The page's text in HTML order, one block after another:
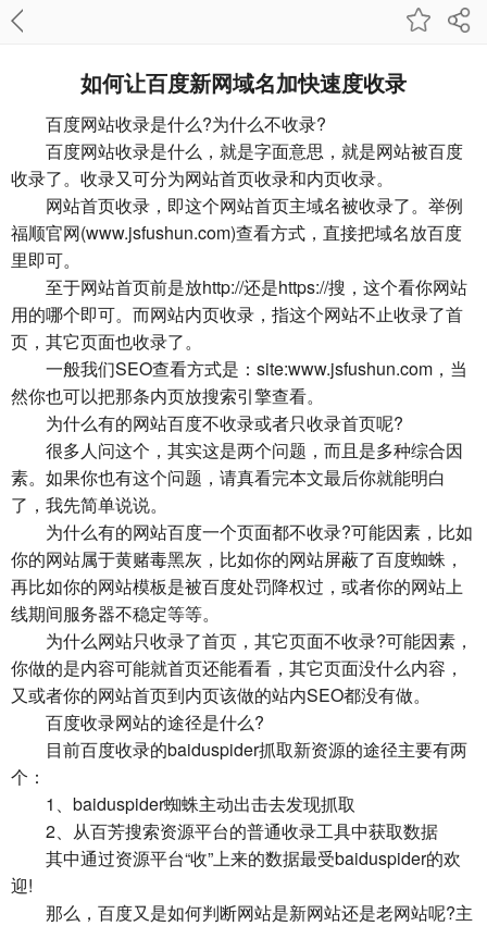
如何让百度新网域名加快速度收录
百度网站收录是什么?为什么不收录?
百度网站收录是什么，就是字面意思，就是网站被百度
收录了。收录又可分为网站首页收录和内页收录。
网站首页收录，即这个网站首页主域名被收录了。举例
福顺官网(www.jsfushun.com)查看方式，直接把域名放百度
里即可。
至于网站首页前是放http://还是https://搜，这个看你网站
用的哪个即可。而网站内页收录，指这个网站不止收录了首
页，其它页面也收录了。
一般我们SEO查看方式是：site:www.jsfushun.com，当
然你也可以把那条内页放搜索引擎查看。
为什么有的网站百度不收录或者只收录首页呢?
很多人问这个，其实这是两个问题，而且是多种综合因
素。如果你也有这个问题，请真看完本文最后你就能明白
了，我先简单说说。
为什么有的网站百度一个页面都不收录?可能因素，比如
你的网站属于黄赌毒黑灰，比如你的网站屏蔽了百度蜘蛛，
再比如你的网站模板是被百度处罚降权过，或者你的网站上
线期间服务器不稳定等等。
为什么网站只收录了首页，其它页面不收录?可能因素，
你做的是内容可能就首页还能看看，其它页面没什么内容，
又或者你的网站首页到内页该做的站内SEO都没有做。
百度收录网站的途径是什么?
目前百度收录的baiduspider抓取新资源的途径主要有两
个：
1、baiduspider蜘蛛主动出击去发现抓取
2、从百芳搜索资源平台的普通收录工具中获取数据
其中通过资源平台“收”上来的数据最受baiduspider的欢
迎!
那么，百度又是如何判断网站是新网站还是老网站呢?主